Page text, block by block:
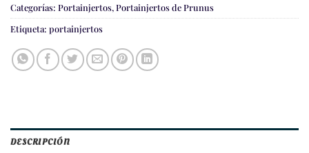
Categorías: Portainjertos,Portainjertos de Prunus
Etiqueta: portainjertos
DESCRIPCIÓN